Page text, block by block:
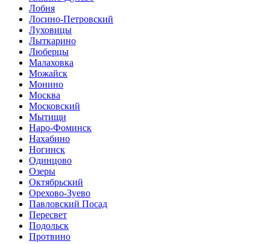
Лобня
Лосино-Петровский
Луховицы
Лыткарино
Люберцы
Малаховка
Можайск
Монино
Москва
Московский
Мытищи
Наро-Фоминск
Нахабино
Ногинск
Одинцово
Озеры
Октябрьский
Орехово-Зуево
Павловский Посад
Пересвет
Подольск
Протвино